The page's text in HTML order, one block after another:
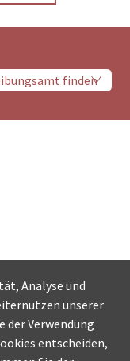
Analyse und
unserer
der Verwendung
entscheiden,